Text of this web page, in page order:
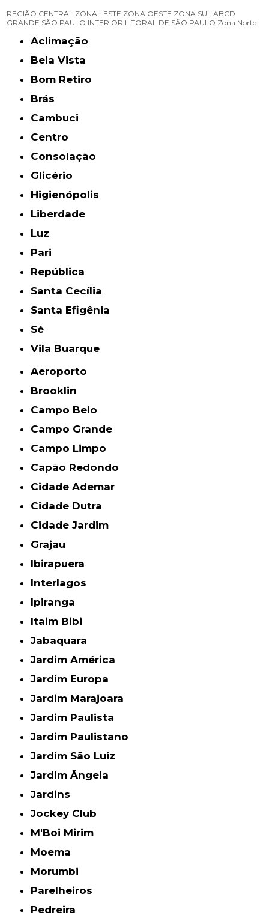
REGIÃO CENTRAL ZONA LESTE ZONA OESTE ZONA SUL ABCD
GRANDE SÃO PAULO INTERIOR LITORAL DE SÃO PAULO Zona Norte
Aclimação
Bela Vista
Bom Retiro
Brás
Cambuci
Centro
Consolação
Glicério
Higienópolis
Liberdade
Luz
Pari
República
Santa Cecília
Santa Efigênia
Sé
Vila Buarque
Aeroporto
Brooklin
Campo Belo
Campo Grande
Campo Limpo
Capão Redondo
Cidade Ademar
Cidade Dutra
Cidade Jardim
Grajau
Ibirapuera
Interlagos
Ipiranga
Itaim Bibi
Jabaquara
Jardim América
Jardim Europa
Jardim Marajoara
Jardim Paulista
Jardim Paulistano
Jardim São Luiz
Jardim Ângela
Jardins
Jockey Club
M'Boi Mirim
Moema
Morumbi
Parelheiros
Pedreira